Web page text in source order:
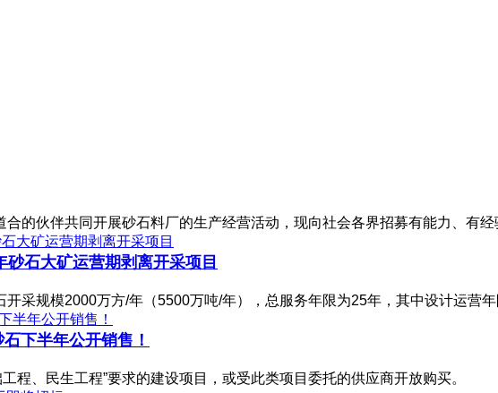
的伙伴共同开展砂石料厂的生产经营活动，现向社会各界招募有能力、有经
石大矿运营期剥离开采项目
采规模2000万方/年（5500万吨/年），总服务年限为25年，其中设计运营年
下半年公开销售！
程、民生工程”要求的建设项目，或受此类项目委托的供应商开放购买。